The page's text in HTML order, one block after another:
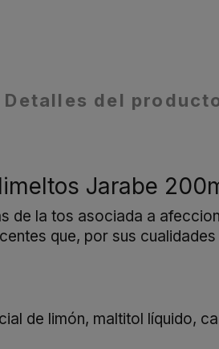
Detalles del
Jarabe
de la tos asociada a
que, por sus
de limón, maltitol líquido,